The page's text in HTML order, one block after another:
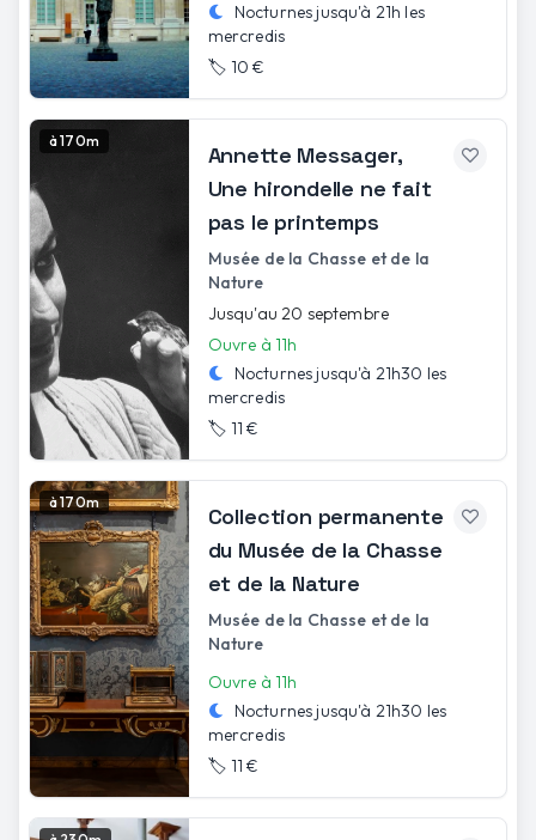
Nocturnes jusqu'à 21h les
mercredis
🏷️ 10 €
à 170m
Annette Messager,
Une hirondelle ne fait
pas le printemps
Musée de la Chasse et de la
Nature
Jusqu'au 20 septembre
Ouvre à 11h
Nocturnes jusqu'à 21h30 les
mercredis
🏷️ 11 €
à 170m
Collection permanente
du Musée de la Chasse
et de la Nature
Musée de la Chasse et de la
Nature
Ouvre à 11h
Nocturnes jusqu'à 21h30 les
mercredis
🏷️ 11 €